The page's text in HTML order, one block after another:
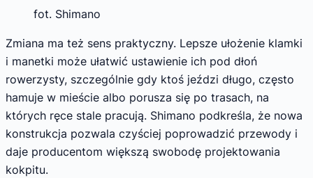
fot. Shimano
Zmiana ma też sens praktyczny. Lepsze ułożenie klamki
i manetki może ułatwić ustawienie ich pod dłoń
rowerzysty, szczególnie gdy ktoś jeździ długo, często
hamuje w mieście albo porusza się po trasach, na
których ręce stale pracują. Shimano podkreśla, że nowa
konstrukcja pozwala czyściej poprowadzić przewody i
daje producentom większą swobodę projektowania
kokpitu.